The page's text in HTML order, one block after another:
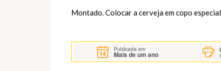
Montado. Colocar a cerveja em copo
Publicada em
Mais de um ano